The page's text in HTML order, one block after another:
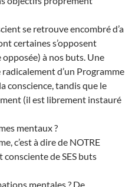
se retrouve encombré d’a
certaines s’opposent
à nos buts. Une
d’un Programme
conscience, tandis que le
(il est librement instauré
mentaux ?
c’est à dire de NOTRE
de SES buts
mentales ? De